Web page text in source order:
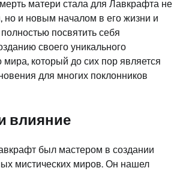
матери стала для Лавкрафта не
но и новым началом в его жизни и
посвятить себя
своего уникального
мира, который до сих пор является
для многих поклонников
влияние
был мастером в создании
мистических миров. Он нашел